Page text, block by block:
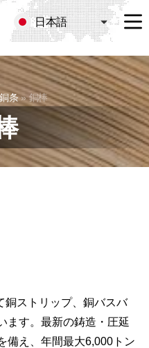
日本語
条»銅棒
銅ストリップ、銅バスバ
ます。最新の鋳造・圧延
備え、年間最大6,000トン